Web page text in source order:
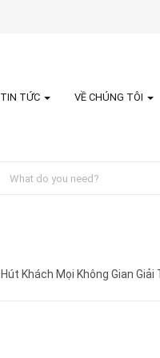
TIN TỨC VỀ CHÚNG TÔI
Khách Mọi Không Gian Giải